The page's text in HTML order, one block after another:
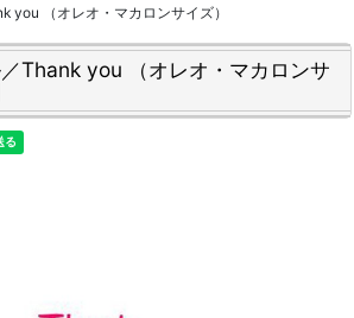
you （オレオ・マカロンサイズ）
Thank you （オレオ・マカロンサ